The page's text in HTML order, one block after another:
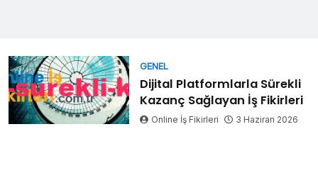
GENEL
Dijital Platformlarla Sürekli
Kazanç Sağlayan İş Fikirleri
Online İş Fikirleri 3 Haziran 2026